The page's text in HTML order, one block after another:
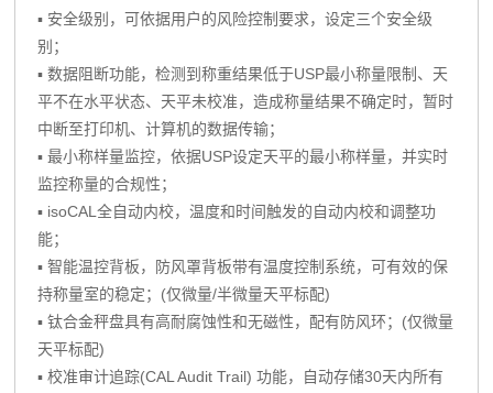
▪ 安全级别，可依据用户的风险控制要求，设定三个安全级
别；
▪ 数据阻断功能，检测到称重结果低于USP最小称量限制、天
平不在水平状态、天平未校准，造成称量结果不确定时，暂时
中断至打印机、计算机的数据传输；
▪ 最小称样量监控，依据USP设定天平的最小称样量，并实时
监控称量的合规性；
▪ isoCAL全自动内校，温度和时间触发的自动内校和调整功
能；
▪ 智能温控背板，防风罩背板带有温度控制系统，可有效的保
持称量室的稳定；(仅微量/半微量天平标配)
▪ 钛合金秤盘具有高耐腐蚀性和无磁性，配有防风环；(仅微量
天平标配)
▪ 校准审计追踪(CAL Audit Trail) 功能，自动存储30天内所有